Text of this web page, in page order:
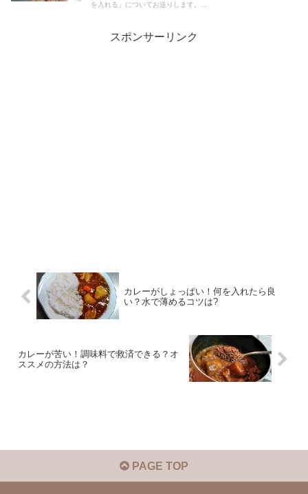
を入れる」についてお送りします。...
スポンサーリンク
カレーがしょっぱい！何を入れたら良
い？水で薄めるコツは?
カレーが苦い！調味料で救済できる？オ
ススメの方法は？
PAGE TOP